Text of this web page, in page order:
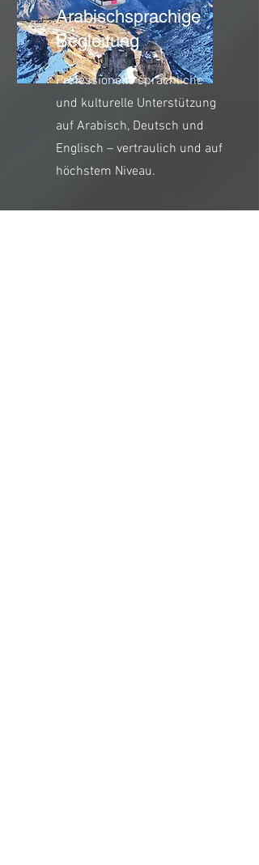
Arabischsprachige
Begleitung
Professionelle sprachliche
und kulturelle Unterstützung
auf Arabisch, Deutsch und
Englisch – vertraulich und auf
höchstem Niveau.